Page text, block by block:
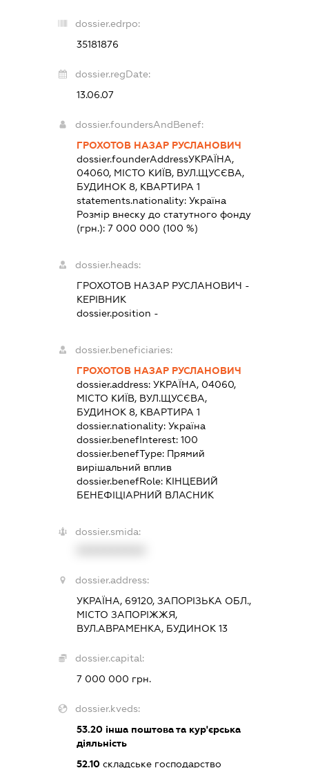
dossier.edrpo:
35181876
dossier.regDate:
13.06.07
dossier.foundersAndBenef:
ГРОХОТОВ НАЗАР РУСЛАНОВИЧ
dossier.founderAddressУКРАЇНА,
04060, МІСТО КИЇВ, ВУЛ.ЩУСЄВА,
БУДИНОК 8, КВАРТИРА 1
statements.nationality: Україна
Розмір внеску до статутного фонду
(грн.): 7 000 000 (100 %)
dossier.heads:
ГРОХОТОВ НАЗАР РУСЛАНОВИЧ -
КЕРІВНИК
dossier.position -
dossier.beneficiaries:
ГРОХОТОВ НАЗАР РУСЛАНОВИЧ
dossier.address: УКРАЇНА, 04060,
МІСТО КИЇВ, ВУЛ.ЩУСЄВА,
БУДИНОК 8, КВАРТИРА 1
dossier.nationality: Україна
dossier.benefInterest: 100
dossier.benefType: Прямий
вирішальний вплив
dossier.benefRole: КІНЦЕВИЙ
БЕНЕФІЦІАРНИЙ ВЛАСНИК
dossier.smida:
dossier.address:
УКРАЇНА, 69120, ЗАПОРІЗЬКА ОБЛ.,
МІСТО ЗАПОРІЖЖЯ,
ВУЛ.АВРАМЕНКА, БУДИНОК 13
dossier.capital:
7 000 000 грн.
dossier.kveds:
53.20інша поштова та кур'єрська
діяльність
52.10складське господарство